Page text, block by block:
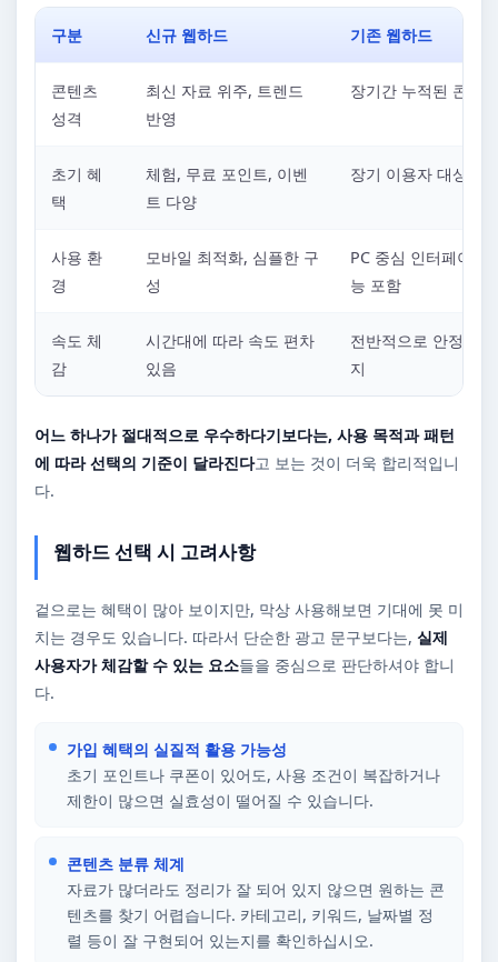
구분 신규 웹하드 기존 웹하드
콘텐츠
성격
최신 자료 위주, 트렌드
반영
장기간 누적된 콘텐
초기 혜
택
체험, 무료 포인트, 이벤
트 다양
장기 이용자 대상 혜
사용 환
경
모바일 최적화, 심플한 구
성
PC 중심 인터페이스,
능 포함
속도 체
감
시간대에 따라 속도 편차
있음
전반적으로 안정적
지
어느 하나가 절대적으로 우수하다기보다는, 사용 목적과 패턴
에 따라 선택의 기준이 달라진다고 보는 것이 더욱 합리적입니
다.
웹하드 선택 시 고려사항
겉으로는 혜택이 많아 보이지만, 막상 사용해보면 기대에 못 미
치는 경우도 있습니다. 따라서 단순한 광고 문구보다는, 실제
사용자가 체감할 수 있는 요소들을 중심으로 판단하셔야 합니
다.
가입 혜택의 실질적 활용 가능성
초기 포인트나 쿠폰이 있어도, 사용 조건이 복잡하거나
제한이 많으면 실효성이 떨어질 수 있습니다.
콘텐츠 분류 체계
자료가 많더라도 정리가 잘 되어 있지 않으면 원하는 콘
텐츠를 찾기 어렵습니다. 카테고리, 키워드, 날짜별 정
렬 등이 잘 구현되어 있는지를 확인하십시오.